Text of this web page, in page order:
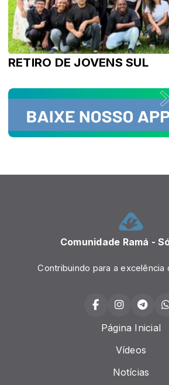
RETIRO DE JOVENS SUL
Comunidade Ramá -
Contribuindo para a excelência
Página Inicial
Vídeos
Notícias